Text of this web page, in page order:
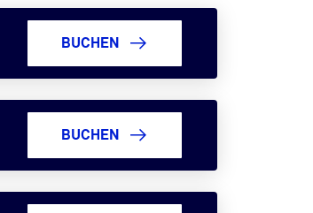
BUCHEN
BUCHEN